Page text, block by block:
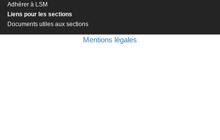
Adhérer à LSM
Liens pour les sections
Documents utiles aux sections
Mentions légales